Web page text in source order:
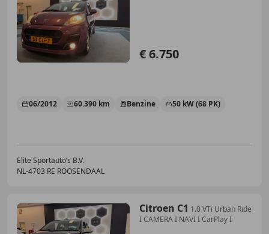
€ 6.750
06/2012 60.390 km Benzine 50 kW (68 PK)
Elite Sportauto’s B.V.
NL-4703 RE ROOSENDAAL
Citroen C1 1.0 VTi Urban Ride
I CAMERA I NAVI I CarPlay I